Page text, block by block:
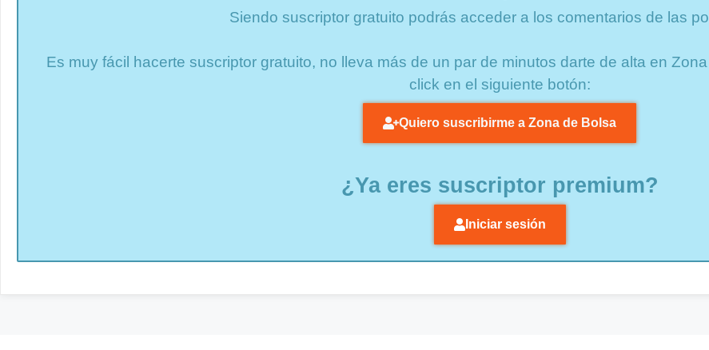
Siendo suscriptor gratuito podrás acceder a los comentarios de las
Es muy fácil hacerte suscriptor gratuito, no lleva más de un par de minutos darte de alta en
click en el siguiente botón:
Quiero suscribirme a Zona de Bolsa
¿Ya eres suscriptor premium?
Iniciar sesión